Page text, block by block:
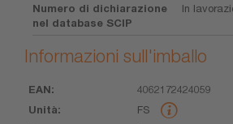
Numero di dichiarazione
nel database SCIP
In
Informazioni sull'imballo
EAN Pezzo Dimensioni
4062172424059
FS